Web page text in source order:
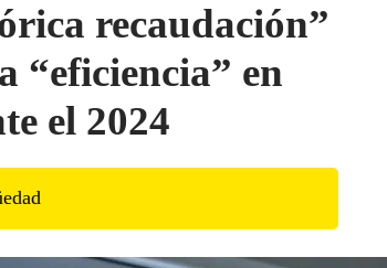
recaudación”
“eficiencia” en
el 2024